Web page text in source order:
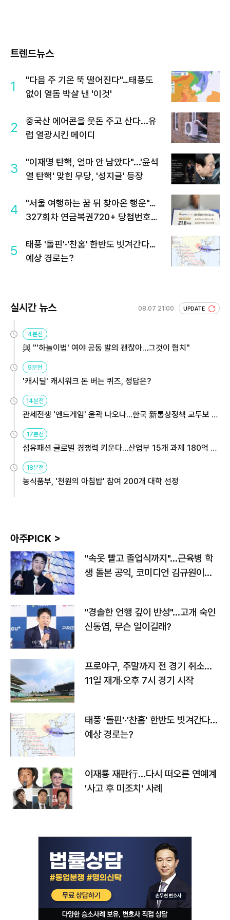
트렌드뉴스
1
"다음 주 기온 뚝 떨어진다"…태풍도
없이 열돔 박살 낸 '이것'
2
중국산 에어콘을 웃돈 주고 산다...유
럽 열광시킨 메이디
3
"이재명 탄핵, 얼마 안 남았다"...'윤석
열 탄핵' 맞힌 무당, '성지글' 등장
4
"서울 여행하는 꿈 뒤 찾아온 행운"…
327회차 연금복권720+ 당첨번호조
5
태풍 '돌핀'·'찬홈' 한반도 빗겨간다…
예상 경로는?
실시간 뉴스 08.07 21:00 UPDATE
4분전
與 "'하늘이법' 여야 공동 발의 괜찮아…그것이 협치"
9분전
'캐시딜' 캐시워크 돈 버는 퀴즈, 정답은?
14분전
관세전쟁 '엔드게임' 윤곽 나오나…한국 新통상정책 교두보 활
17분전
섬유패션 글로벌 경쟁력 키운다…산업부 15개 과제 180억 지
18분전
농식품부, '천원의 아침밥' 참여 200개 대학 선정
아주PICK >
"속옷 빨고 졸업식까지"…근육병 학
생 돌본 공익, 코미디언 김규원이었
"경솔한 언행 깊이 반성"…고개 숙인
신동엽, 무슨 일이길래?
프로야구, 주말까지 전 경기 취소…
11일 재개·오후 7시 경기 시작
태풍 '돌핀'·'찬홈' 한반도 빗겨간다…
예상 경로는?
이재룡 재판行…다시 떠오른 연예계
'사고 후 미조치' 사례